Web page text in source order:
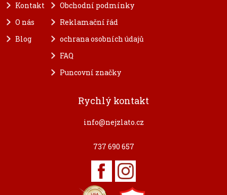
Kontakt
O nás
Blog
Obchodní podmínky
Reklamační řád
ochrana osobních údajů
FAQ
Puncovní značky
Rychlý kontakt
info@nejzlato.cz
737 690 657